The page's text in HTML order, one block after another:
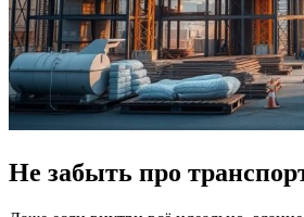
Не забыть про